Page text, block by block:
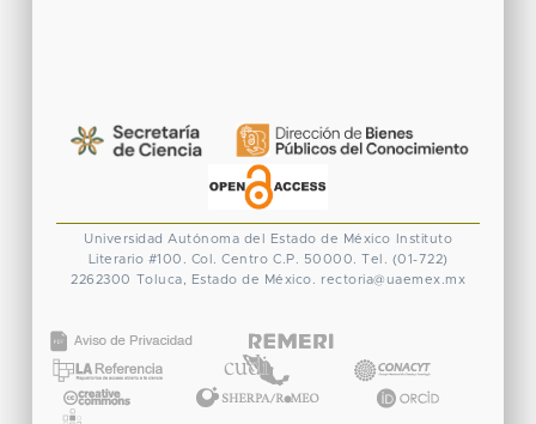
Universidad Autónoma del Estado de México
Instituto
Literario #100. Col. Centro C.P. 50000. Tel. (01-722)
2262300 Toluca, Estado de México. rectoria@uaemex.mx